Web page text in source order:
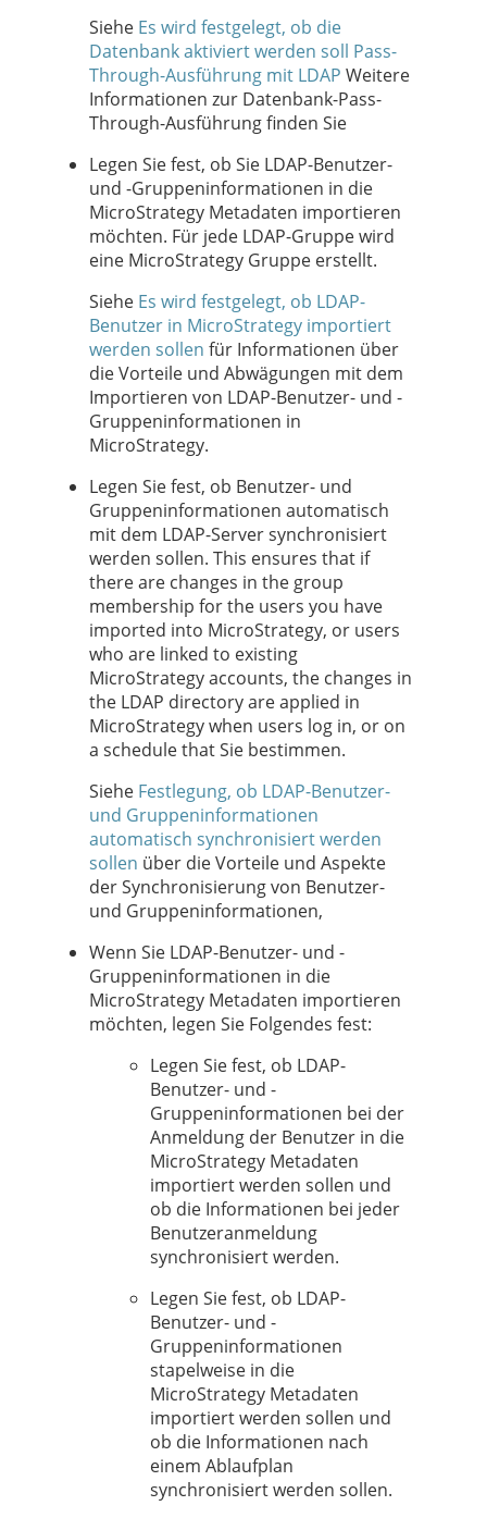
Siehe Es wird festgelegt, ob die
Datenbank aktiviert werden soll Pass-
Through-Ausführung mit LDAP Weitere
Informationen zur Datenbank-Pass-
Through-Ausführung finden Sie
Legen Sie fest, ob Sie LDAP-Benutzer-
und -Gruppeninformationen in die
MicroStrategy Metadaten importieren
möchten. Für jede LDAP-Gruppe wird
eine MicroStrategy Gruppe erstellt.
Siehe Es wird festgelegt, ob LDAP-
Benutzer in MicroStrategy importiert
werden sollen für Informationen über
die Vorteile und Abwägungen mit dem
Importieren von LDAP-Benutzer- und -
Gruppeninformationen in
MicroStrategy.
Legen Sie fest, ob Benutzer- und
Gruppeninformationen automatisch
mit dem LDAP-Server synchronisiert
werden sollen. This ensures that if
there are changes in the group
membership for the users you have
imported into MicroStrategy, or users
who are linked to existing
MicroStrategy accounts, the changes in
the LDAP directory are applied in
MicroStrategy when users log in, or on
a schedule that Sie bestimmen.
Siehe Festlegung, ob LDAP-Benutzer-
und Gruppeninformationen
automatisch synchronisiert werden
sollen über die Vorteile und Aspekte
der Synchronisierung von Benutzer-
und Gruppeninformationen,
Wenn Sie LDAP-Benutzer- und -
Gruppeninformationen in die
MicroStrategy Metadaten importieren
möchten, legen Sie Folgendes fest:
Legen Sie fest, ob LDAP-
Benutzer- und -
Gruppeninformationen bei der
Anmeldung der Benutzer in die
MicroStrategy Metadaten
importiert werden sollen und
ob die Informationen bei jeder
Benutzeranmeldung
synchronisiert werden.
Legen Sie fest, ob LDAP-
Benutzer- und -
Gruppeninformationen
stapelweise in die
MicroStrategy Metadaten
importiert werden sollen und
ob die Informationen nach
einem Ablaufplan
synchronisiert werden sollen.